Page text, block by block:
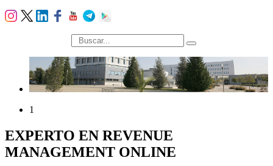
búsqueda
1
EXPERTO EN REVENUE
MANAGEMENT ONLINE